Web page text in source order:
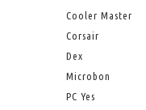
Cooler Master
Corsair
Dex
Microbon
PC Yes